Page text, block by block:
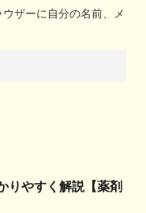
ザーに自分の名前、メ
りやすく解説【薬剤